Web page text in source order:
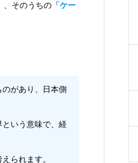
、そのうちの 「ケー
があり、日本側
いう意味で、経
られます。